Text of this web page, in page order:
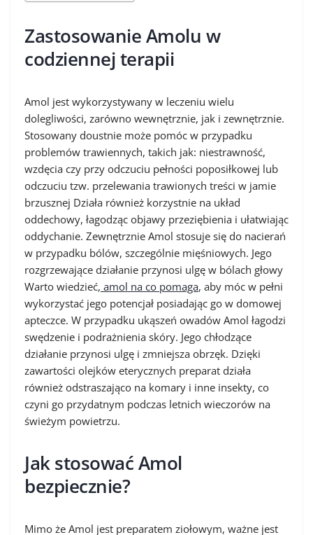
Zastosowanie Amolu w
codziennej terapii
Amol jest wykorzystywany w leczeniu wielu
dolegliwości, zarówno wewnętrznie, jak i zewnętrznie.
Stosowany doustnie może pomóc w przypadku
problemów trawiennych, takich jak: niestrawność,
wzdęcia czy przy odczuciu pełności poposiłkowej lub
odczuciu tzw. przelewania trawionych treści w jamie
brzusznej Działa również korzystnie na układ
oddechowy, łagodząc objawy przeziębienia i ułatwiając
oddychanie. Zewnętrznie Amol stosuje się do nacierań
w przypadku bólów, szczególnie mięśniowych. Jego
rozgrzewające działanie przynosi ulgę w bólach głowy
Warto wiedzieć, amol na co pomaga, aby móc w pełni
wykorzystać jego potencjał posiadając go w domowej
apteczce. W przypadku ukąszeń owadów Amol łagodzi
swędzenie i podrażnienia skóry. Jego chłodzące
działanie przynosi ulgę i zmniejsza obrzęk. Dzięki
zawartości olejków eterycznych preparat działa
również odstraszająco na komary i inne insekty, co
czyni go przydatnym podczas letnich wieczorów na
świeżym powietrzu.
Jak stosować Amol
bezpiecznie?
Mimo że Amol jest preparatem ziołowym, ważne jest